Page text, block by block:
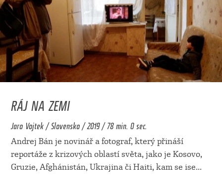
RÁJ NA ZEMI
Jaro Vojtek / Slovensko / 2019 / 78 min. 0 sec.
Andrej Bán je novinář a fotograf, který přináší
reportáže z krizových oblastí světa, jako je Kosovo,
Gruzie, Afghánistán, Ukrajina či Haiti, kam se ise...